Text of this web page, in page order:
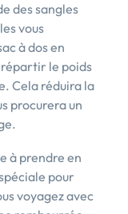
des sangles
vous
à dos en
le poids
Cela réduira la
procurera un
à prendre en
pour
voyagez avec